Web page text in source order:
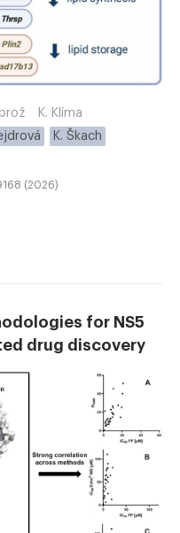
K. Klíma
K. Škach
(2026)
for NS5
drug discovery